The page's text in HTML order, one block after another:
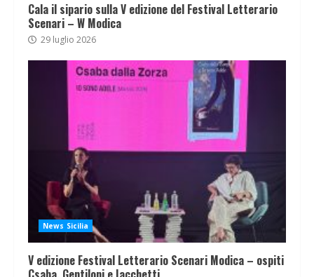
Cala il sipario sulla V edizione del Festival Letterario
Scenari – W Modica
29 luglio 2026
News Sicilia
V edizione Festival Letterario Scenari Modica – ospiti